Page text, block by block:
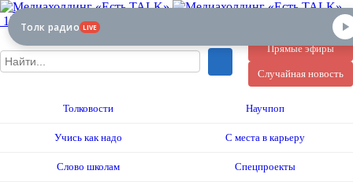
12+
Прямые эфиры
Случайная новость
Толковости Научпоп
Учись как надо С места в карьеру
Слово школам Спецпроекты
Толк радио LIVE